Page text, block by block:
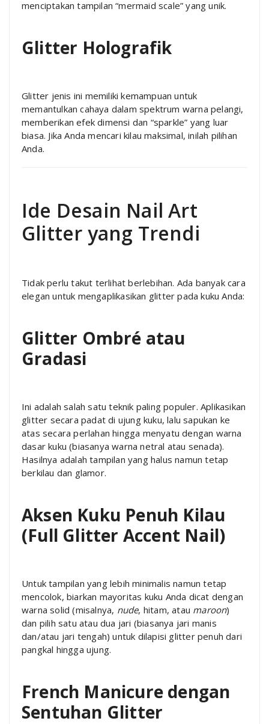
menciptakan tampilan “mermaid scale” yang unik.
Glitter Holografik
Glitter jenis ini memiliki kemampuan untuk
memantulkan cahaya dalam spektrum warna pelangi,
memberikan efek dimensi dan “sparkle” yang luar
biasa. Jika Anda mencari kilau maksimal, inilah pilihan
Anda.
Ide Desain Nail Art
Glitter yang Trendi
Tidak perlu takut terlihat berlebihan. Ada banyak cara
elegan untuk mengaplikasikan glitter pada kuku Anda:
Glitter Ombré atau
Gradasi
Ini adalah salah satu teknik paling populer. Aplikasikan
glitter secara padat di ujung kuku, lalu sapukan ke
atas secara perlahan hingga menyatu dengan warna
dasar kuku (biasanya warna netral atau senada).
Hasilnya adalah tampilan yang halus namun tetap
berkilau dan glamor.
Aksen Kuku Penuh Kilau
(Full Glitter Accent Nail)
Untuk tampilan yang lebih minimalis namun tetap
mencolok, biarkan mayoritas kuku Anda dicat dengan
warna solid (misalnya, nude, hitam, atau maroon)
dan pilih satu atau dua jari (biasanya jari manis
dan/atau jari tengah) untuk dilapisi glitter penuh dari
pangkal hingga ujung.
French Manicure dengan
Sentuhan Glitter